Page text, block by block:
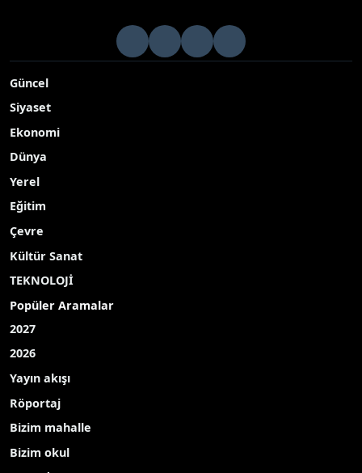
Tekirdağ İl Tarım ve Orman Müdürlüğü ekipleri,
Süleymanpaşa Karacakılavuz’da anıza kanola ekiminde
Yayınlanma Tarihi: 25.11.2025 11:23
Tekirdağ İl Tarım ve Orman Müdürlüğü ekipleri,
Süleymanpaşa Karacakılavuz’da anıza kanola
ekiminde bitkinin çıkış ve toprak nem durumunu